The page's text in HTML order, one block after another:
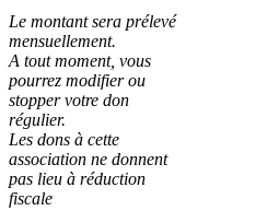
Le montant sera prélevé
mensuellement.
A tout moment, vous
pourrez modifier ou
stopper votre don
régulier.
Les dons à cette
association ne donnent
pas lieu à réduction
fiscale